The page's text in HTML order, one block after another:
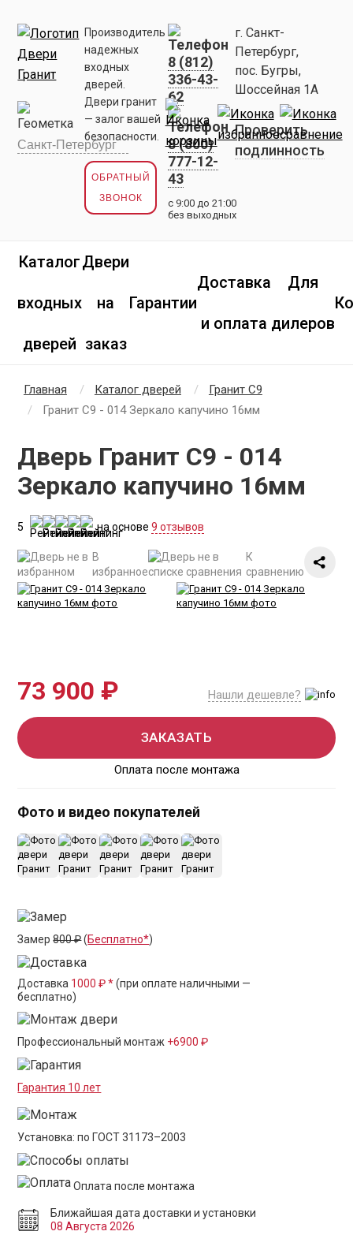
Производитель
надежных
входных
дверей.
Двери гранит
— залог вашей
безопасности.
ОБРАТНЫЙ
ЗВОНОК
8 (812)
336-43-
62
8 (800)
777-12-
43
с 9:00 до 21:00
без выходных
г. Санкт-
Петербург,
пос. Бугры,
Шоссейная 1А
Проверить
подлинность
Каталог
входных
дверей
Двери
на
заказ
Гарантии
Доставка
и оплата
Для
дилеров
Главная Каталог дверей
Гранит С9
Гранит С9 - 014 Зеркало капучино 16мм
Дверь Гранит С9 - 014
Зеркало капучино 16мм
5 на основе9 отзывов
В
избранное
К
сравнению
73 900 ₽ Нашли дешевле?
ЗАКАЗАТЬ
Оплата после монтажа
Фото и видео покупателей
Замер800 ₽(Бесплатно*)
Доставка 1000 ₽ *(при оплате наличными —
бесплатно)
Профессиональный монтаж +6900 ₽
Гарантия 10 лет
Установка: по ГОСТ 31173–2003
Оплата после монтажа
Ближайшая дата доставки и установки
08 Августа 2026